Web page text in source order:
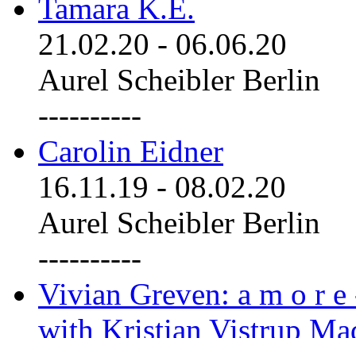
Tamara K.E.
21.02.20 - 06.06.20
Aurel Scheibler Berlin
----------
Carolin Eidner
16.11.19 - 08.02.20
Aurel Scheibler Berlin
----------
Vivian Greven: a m o r
with Kristian Vistrup